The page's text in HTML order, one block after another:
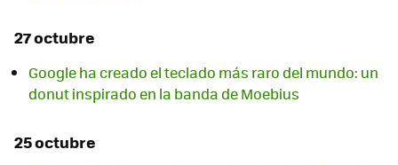
27 octubre
Google ha creado el teclado más raro del mundo: un
donut inspirado en la banda de Moebius
25 octubre